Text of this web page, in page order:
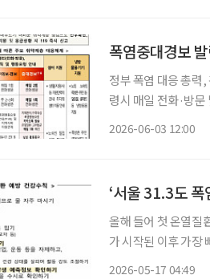
폭염중대경보
정부 폭염 대응 총력
령시 매일 전화·방
2026-06-03 12:00
‘서울 31.3도 폭
올해 들어 첫 온열질
가 시작된 이후 가장 빠른 시기의
2026-05-17 04:49